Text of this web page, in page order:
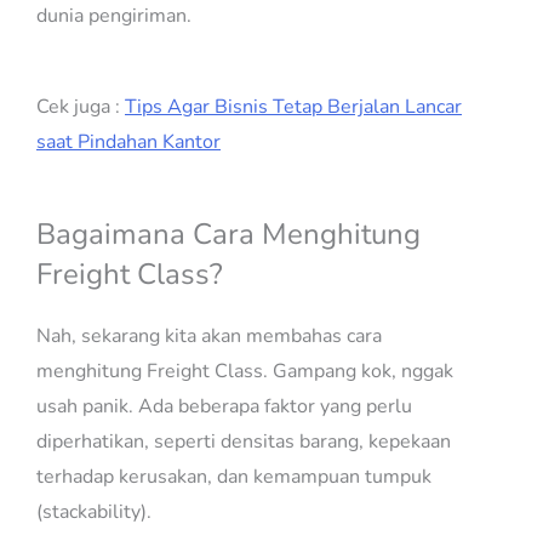
dunia pengiriman.
Cek juga : Tips Agar Bisnis Tetap Berjalan Lancar
saat Pindahan Kantor
Bagaimana Cara Menghitung
Freight Class?
Nah, sekarang kita akan membahas cara
menghitung Freight Class. Gampang kok, nggak
usah panik. Ada beberapa faktor yang perlu
diperhatikan, seperti densitas barang, kepekaan
terhadap kerusakan, dan kemampuan tumpuk
(stackability).